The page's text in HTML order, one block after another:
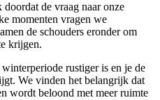
de vraag naar onze
momenten vragen we
de schouders eronder om
krijgen.
rustiger is en je de
We vinden het belangrijk dat
wordt beloond met meer ruimte